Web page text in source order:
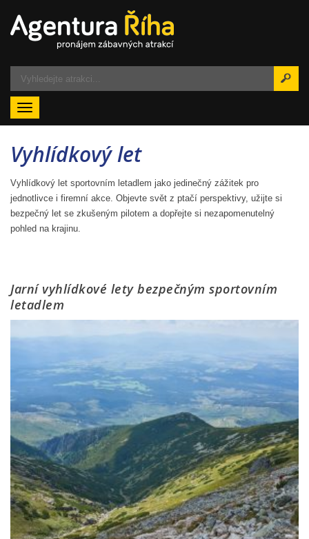
Menu
Vyhlídkový let
Vyhlídkový let sportovním letadlem jako jedinečný zážitek pro
jednotlivce i firemní akce. Objevte svět z ptačí perspektivy, užijte si
bezpečný let se zkušeným pilotem a dopřejte si nezapomenutelný
pohled na krajinu.
Jarní vyhlídkové lety bezpečným sportovním
letadlem